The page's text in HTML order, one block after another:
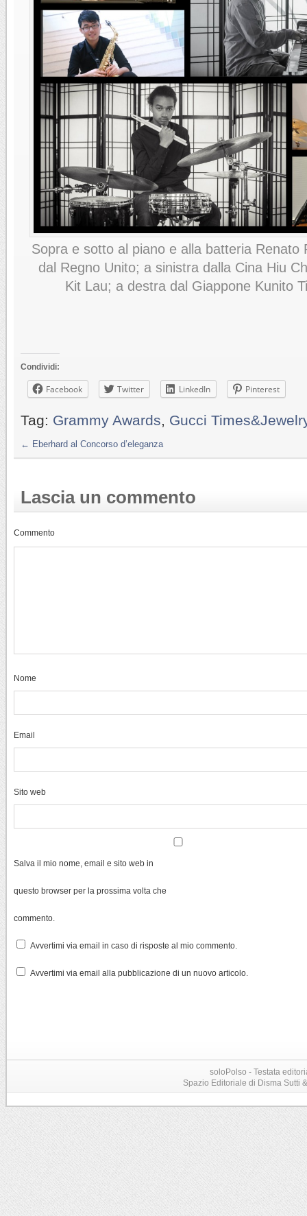
Sopra e sotto al piano e alla batteria Renato
dal Regno Unito; a sinistra dalla Cina Hiu
Kit Lau; a destra dal Giappone Kunito
Condividi:
Facebook Twitter LinkedIn Pinterest
Tag: Grammy Awards, Gucci
← Eberhard al Concorso d’eleganza
Lascia un commento
Commento
Nome
Email
Sito web
Salva il mio nome, email e sito web in
questo browser per la prossima volta che
commento.
Avvertimi via email in caso di risposte al mio commento.
Avvertimi via email alla pubblicazione di un nuovo articolo.
soloPolso - Testata
Spazio Editoriale di Disma Sutti